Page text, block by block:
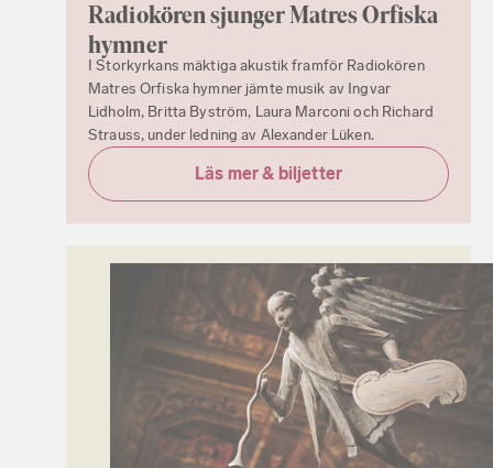
Radiokören sjunger Matres Orfiska
hymner
I Storkyrkans mäktiga akustik framför Radiokören
Matres Orfiska hymner jämte musik av Ingvar
Lidholm, Britta Byström, Laura Marconi och Richard
Strauss, under ledning av Alexander Lüken.
Läs mer & biljetter